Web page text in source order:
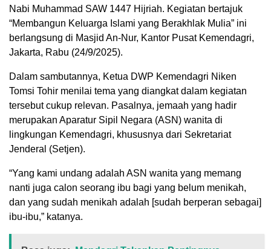
Nabi Muhammad SAW 1447 Hijriah. Kegiatan bertajuk
“Membangun Keluarga Islami yang Berakhlak Mulia” ini
berlangsung di Masjid An-Nur, Kantor Pusat Kemendagri,
Jakarta, Rabu (24/9/2025).
Dalam sambutannya, Ketua DWP Kemendagri Niken
Tomsi Tohir menilai tema yang diangkat dalam kegiatan
tersebut cukup relevan. Pasalnya, jemaah yang hadir
merupakan Aparatur Sipil Negara (ASN) wanita di
lingkungan Kemendagri, khususnya dari Sekretariat
Jenderal (Setjen).
“Yang kami undang adalah ASN wanita yang memang
nanti juga calon seorang ibu bagi yang belum menikah,
dan yang sudah menikah adalah [sudah berperan sebagai]
ibu-ibu,” katanya.